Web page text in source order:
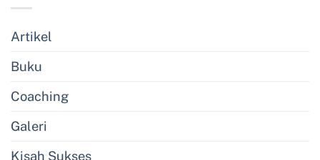
Artikel
Buku
Coaching
Galeri
Kisah Sukses